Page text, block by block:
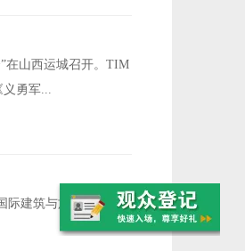
在山西运城召开。TIM
义勇军...
际建筑与施工展览会